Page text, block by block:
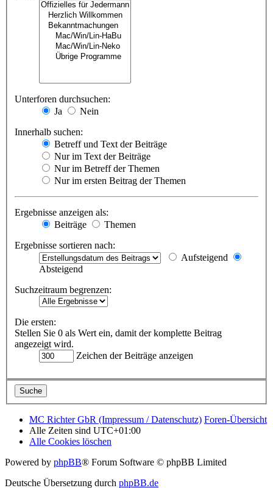
Unterforen durchsuchen:
Ja
Nein
Innerhalb suchen:
Betreff und Text der Beiträge
Nur im Text der Beiträge
Nur im Betreff der Themen
Nur im ersten Beitrag der Themen
Ergebnisse anzeigen als:
Beiträge
Themen
Ergebnisse sortieren nach:
Aufsteigend
Absteigend
Suchzeitraum begrenzen:
Die ersten:
Stellen Sie 0 als Wert ein, damit der komplette Beitrag
angezeigt wird.
Zeichen der Beiträge anzeigen
MC Richter GbR (Impressum / Datenschutz) Foren-Übersicht
Alle Zeiten sind UTC+01:00
Alle Cookies löschen
Powered by phpBB® Forum Software © phpBB Limited
Deutsche Übersetzung durch phpBB.de